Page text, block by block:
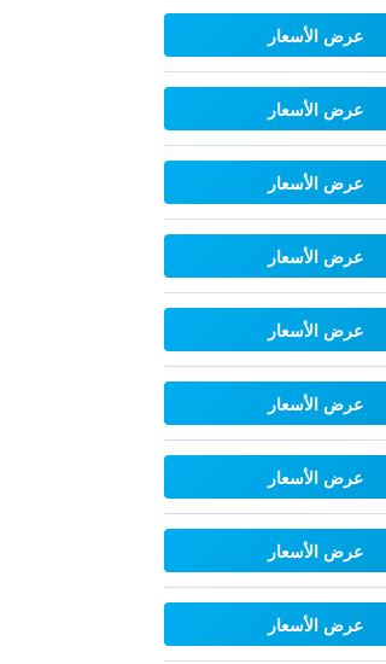
عرض الأسعار
عرض الأسعار
عرض الأسعار
عرض الأسعار
عرض الأسعار
عرض الأسعار
عرض الأسعار
عرض الأسعار
عرض الأسعار